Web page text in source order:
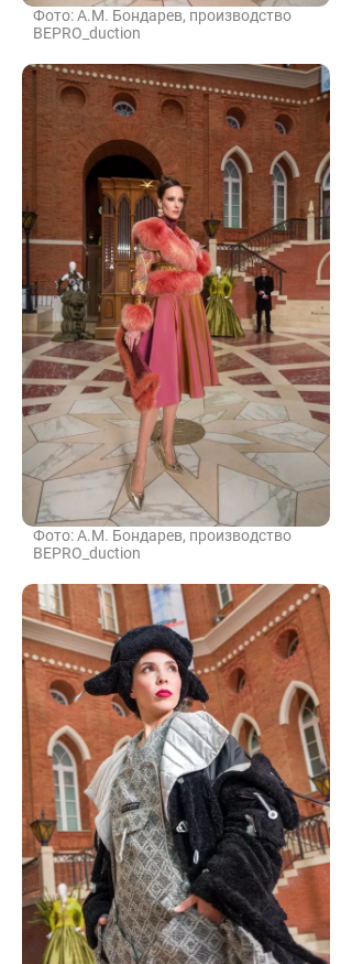
Фото: А.М. Бондарев, производство
BEPRO_duction
Фото: А.М. Бондарев, производство
BEPRO_duction